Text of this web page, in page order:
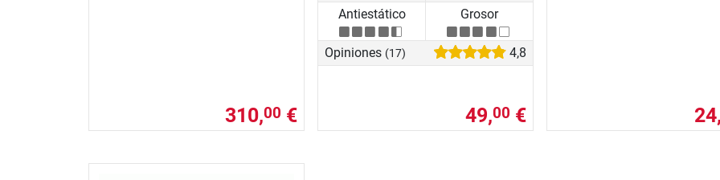
310,00 €
Antiestático Grosor
Opiniones (17) 4,8
49,00 € 24,